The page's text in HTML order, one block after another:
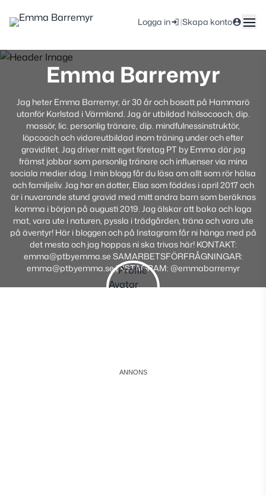
Logga in |Skapa konto
Emma Barremyr
Jag heter Emma Barremyr, är 30 år och bosatt på Hammarö
utanför Karlstad i Värmland. Jag är utbildad hälsocoach, dip.
massör, lic. personlig tränare, dip. mindfulnessinstruktör,
löpcoach och vidareutbildad inom träning under och efter
graviditet. Jag driver mitt eget företag PT by Emma där jag
främst jobbar som personlig tränare och influenser via mina
sociala medier idag. I min blogg får du läsa om allt som rör hälsa
och familjeliv. Jag har en dotter, Elsa som föddes i april 2017 och
är i nuvarande stund gravid med mitt andra barn som beräknas
komma i början på augusti 2019. Jag älskar att baka och laga
mat, vara ute i naturen, pyssla i trädgården, träna och vara ute
på äventyr! Här i bloggen och på Instagram får ni hänga med på
det mesta och jag hoppas ni ska trivas här! KONTAKT:
emma@ptbyemma.se SAMARBETSFÖRFRÅGNINGAR:
emma@ptbyemma.se INSTAGRAM: @emmabarremyr